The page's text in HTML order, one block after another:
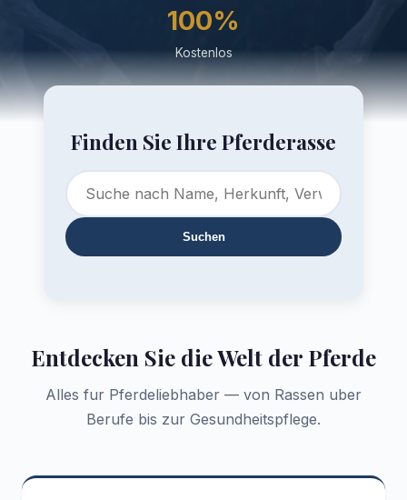
100%
Kostenlos
Finden Sie Ihre Pferderasse
Suchen
Entdecken Sie die Welt der Pferde
Alles fur Pferdeliebhaber — von Rassen uber
Berufe bis zur Gesundheitspflege.